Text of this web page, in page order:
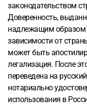
законодательством
Доверенность,
надлежащим образом
зависимости от
может быть
легализация. После
переведена на
нотариально
использования в